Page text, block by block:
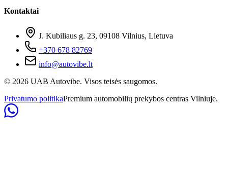
Kontaktai
J. Kubiliaus g. 23, 09108 Vilnius, Lietuva
+370 678 82769
info@autovibe.lt
© 2026 UAB Autovibe. Visos teisės saugomos.
Privatumo politikaPremium automobilių prekybos centras Vilniuje.